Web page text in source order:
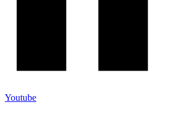
Youtube